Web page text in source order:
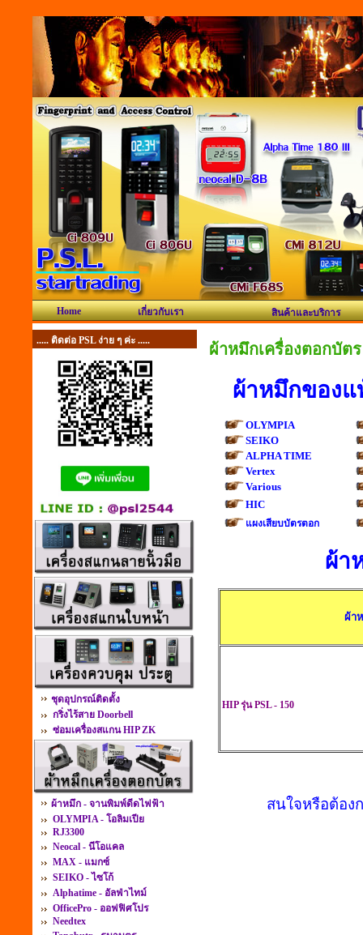
Home เกี่ยวกับเรา สินค้าและบริการ
..... ติดต่อ PSL ง่าย ๆ ค่ะ .....
ชุดอุปกรณ์ติดตั้ง
กริ่งไร้สาย Doorbell
ซ่อมเครื่องสแกน HIP ZK
ผ้าหมึก - จานพิมพ์ดีดไฟฟ้า
OLYMPIA - โอลิมเปีย
RJ3300
Neocal - นีโอแคล
MAX - แมกซ์
SEIKO - ไซโก้
Alphatime - อัลฟ่าไทม์
OfficePro - ออฟฟิศโปร
Needtex
ผ้าหมึกเครื่องตอกบัตร
ผ้าหมึกของ
OLYMPIA
SEIKO
ALPHA TIME
Vertex
Various
HIC
แผงเสียบบัตรตอก
ผ้า
ผ้า
HIP รุ่น PSL -
สนใจหรือต้อง